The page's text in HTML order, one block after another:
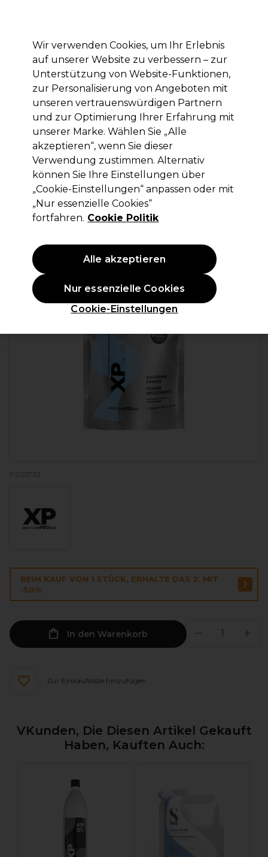
Anmelden
Marken Deals Haare Elektrogeräte Saloneinrichtung
Lieferung und Lieferzeiten
– mehr erfahren
XP High Lift Blondierpulver +9 Level
500g
(3)
17,15 €ohne MwSt.
(PROFI-PREIS)
20,41 €inkl. MwSt.)| 3.43 € pro 100g
ANGEBOT
P035733
BEIM KAUF VON 1 STÜCK, ERHALTE DAS 2. MIT
-50%
In den Warenkorb
Zur Einkaufsliste hinzufügen
VKunden, Die Diesen Artikel Gekauft
Haben, Kauften Auch:
Wir verwenden Cookies, um Ihr Erlebnis
auf unserer Website zu verbessern – zur
Unterstützung von Website-Funktionen,
zur Personalisierung von Angeboten mit
unseren vertrauenswürdigen Partnern
und zur Optimierung Ihrer Erfahrung mit
unserer Marke. Wählen Sie „Alle
akzeptieren“, wenn Sie dieser
Verwendung zustimmen. Alternativ
können Sie Ihre Einstellungen über
„Cookie-Einstellungen“ anpassen oder mit
„Nur essenzielle Cookies“
fortfahren. Cookie Politik
Cookie-Einstellungen
Nur essenzielle Cookies
Alle akzeptieren